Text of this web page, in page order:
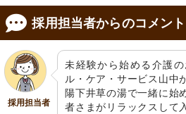
採用担当者からのコメント
採用担当者
未経験から始める介護
ル・ケア・サービス山中
陽下井草の湯で一緒に始
者さまがリラックスして